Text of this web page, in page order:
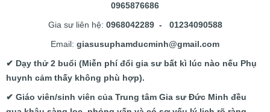
0965876686
Gia sư liên hệ: 0968042289 - 01234090588
Email: giasusuphamducminh@gmail.com
✔ Dạy thử 2 buổi (Miễn phí đổi gia sư bất kì lúc nào nếu Phụ
huynh cảm thấy không phù hợp).
✔ Giáo viên/sinh viên của Trung tâm Gia sư Đức Minh đều